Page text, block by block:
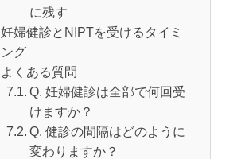
に残す
妊婦健診とNIPTを受けるタイミ
ング
よくある質問
Q. 妊婦健診は全部で何回受
けますか？
Q. 健診の間隔はどのように
変わりますか？